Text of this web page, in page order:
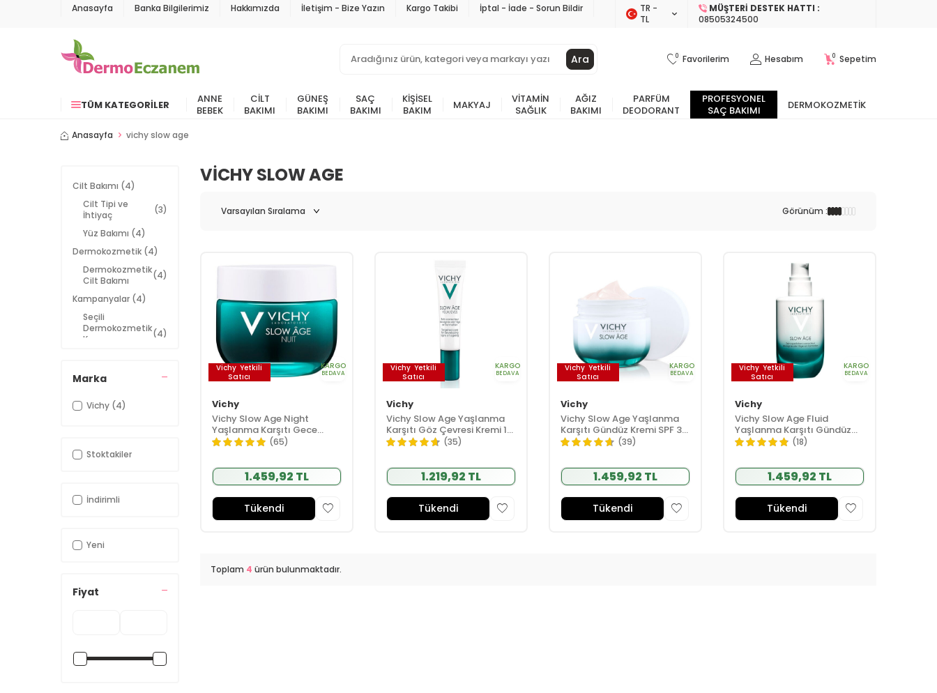
Anasayfa Banka Bilgilerimiz Hakkımızda İletişim - Bize Yazın Kargo Takibi İptal - İade - Sorun Bildir
TR −
TL
MÜŞTERI DESTEK HATTI :
08505324500
Ara 0 Favorilerim Hesabım 0 Sepetim
TÜM KATEGORILER
ANNE
BEBEK
CILT
BAKIMI
GÜNEŞ
BAKIMI
SAÇ
BAKIMI
KIŞISEL
BAKIM
MAKYAJ
VITAMIN
SAĞLIK
AĞIZ
BAKIMI
PARFÜM
DEODORANT
PROFESYONEL
SAÇ BAKIMI
DERMOKOZMETIK
Anasayfa vichy slow age
Cilt Bakımı (4)
Cilt Tipi ve
İhtiyaç
(3)
Yüz Bakımı (4)
Dermokozmetik (4)
Dermokozmetik
Cilt Bakımı
(4)
Kampanyalar (4)
Seçili
Dermokozmetik
Kampanya
(4)
Kampanya
(4)
Vichy Seçili
Marka
Vichy (4)
Stoktakiler
İndirimli
Yeni
Fiyat
VICHY SLOW AGE
Görünüm :
Vichy Yetkili
Satıcı
KARGO
BEDAVA
Vichy
Vichy Slow Age Night
Yaşlanma Karşıtı Gece
Bakım Kremi ve Maske 50 ml
(65)
1.459,92 TL
Tükendi
Vichy Yetkili
Satıcı
KARGO
BEDAVA
Vichy
Vichy Slow Age Yaşlanma
Karşıtı Göz Çevresi Kremi 15
ml
(35)
1.219,92 TL
Tükendi
Vichy Yetkili
Satıcı
KARGO
BEDAVA
Vichy
Vichy Slow Age Yaşlanma
Karşıtı Gündüz Kremi SPF 30
50 ml
(39)
1.459,92 TL
Tükendi
Vichy Yetkili
Satıcı
KARGO
BEDAVA
Vichy
Vichy Slow Age Fluid
Yaşlanma Karşıtı Gündüz
Kremi SPF 25 50ml
(18)
1.459,92 TL
Tükendi
Toplam 4 ürün bulunmaktadır.